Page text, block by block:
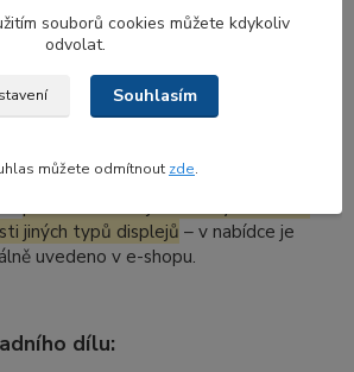
LCD displejů ze skladu
nepoužitých displejů
ani naskladnit.
jiných typů displejů – v nabídce je
uvedeno v e-shopu.
dílu:
souborů cookies můžete kdykoliv
odvolat.
Souhlasím
můžete odmítnout zde.